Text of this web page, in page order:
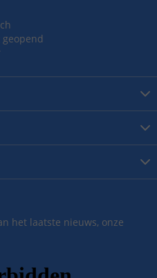
het laatste nieuws, onze